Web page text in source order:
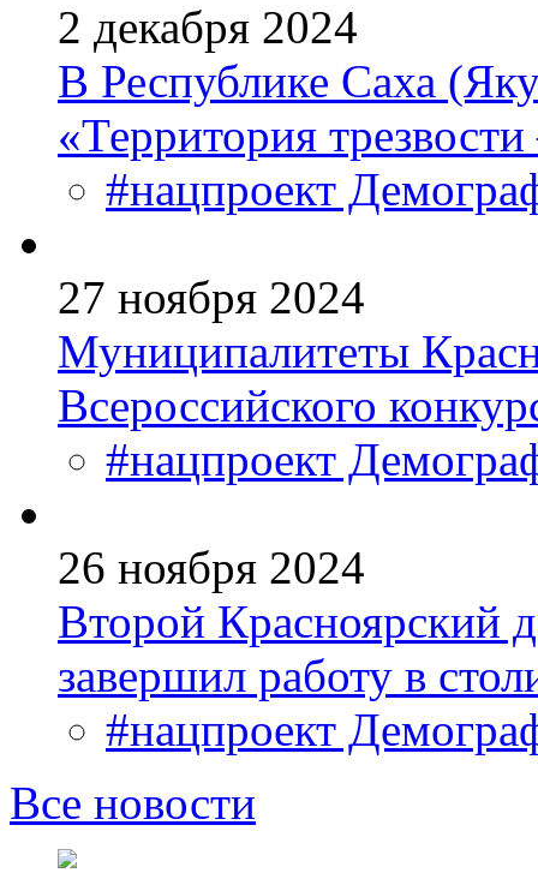
2 декабря 2024
В Республике Саха
«Территория
#нацпроект
27 ноября 2024
Муниципалитеты
Всероссийского
#нацпроект
26 ноября 2024
Второй Красноярский
завершил работу в
#нацпроект
Все новости